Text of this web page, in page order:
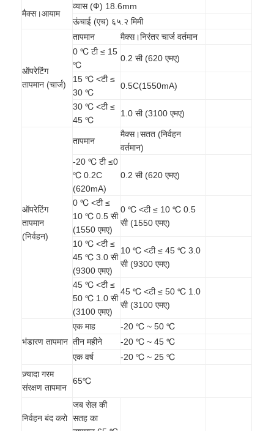
घर
कारखाना भ्रमण
गुणवत्ता नियंत्रण
संपर्क करें
लिथियम LiFePO4 बैटरी
लिथियम आयन रिचार्जेबल बैटरी
लिथियम पॉलिमर बैटरी
ऊर्जा भंडारण बैटरी
मैक्स।आयाम
व्यास (Ф) 18.6mm
ऊंचाई (एच) ६५.२ मिमी
ऑपरेटिंग
तापमान (चार्ज)
तापमान
मैक्स।निरंतर चार्ज वर्तमान
0 ℃ टी ≤ 15
℃
0.2 सी (620 एमए)
15 ℃ <टी ≤
30 ℃
0.5C(1550mA)
30 ℃ <टी ≤
45 ℃
1.0 सी (3100 एमए)
ऑपरेटिंग
तापमान
(निर्वहन)
तापमान
मैक्स।सतत (निर्वहन
वर्तमान)
-20 ℃ टी ≤0
℃ 0.2C
(620mA)
0.2 सी (620 एमए)
0 ℃ <टी ≤
10 ℃ 0.5 सी
(1550 एमए)
0 ℃ <टी ≤ 10 ℃ 0.5
सी (1550 एमए)
10 ℃ <टी ≤
45 ℃ 3.0 सी
(9300 एमए)
10 ℃ <टी ≤ 45 ℃ 3.0
सी (9300 एमए)
45 ℃ <टी ≤
50 ℃ 1.0 सी
(3100 एमए)
45 ℃ <टी ≤ 50 ℃ 1.0
सी (3100 एमए)
भंडारण तापमान
एक माह
-20 ℃ ~ 50 ℃
तीन महीने
-20 ℃ ~ 45 ℃
एक वर्ष
-20 ℃ ~ 25 ℃
ज़्यादा गरम
संरक्षण तापमान
65℃
निर्वहन बंद करो
जब सेल की
सतह का